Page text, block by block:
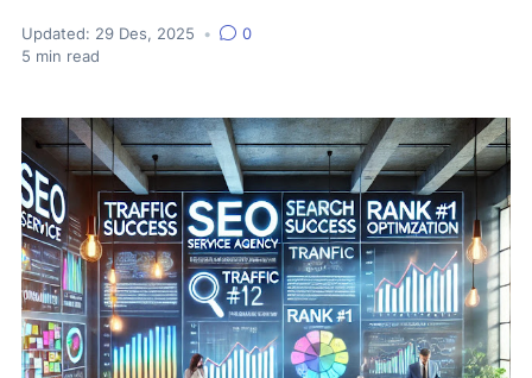
Updated: 29 Des, 2025 •
0
5 min read